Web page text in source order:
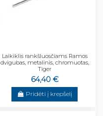
Laikiklis rankšluosčiams Ramos
dvigubas, metalinis, chromuotas,
Tiger
64,40 €
Pridėti į krepšelį